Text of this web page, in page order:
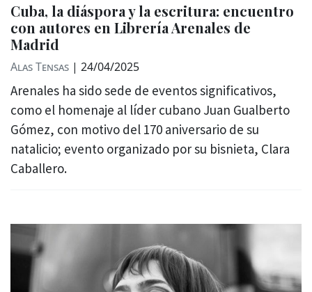
Cuba, la diáspora y la escritura: encuentro
con autores en Librería Arenales de
Madrid
Alas Tensas | 24/04/2025
Arenales ha sido sede de eventos significativos,
como el homenaje al líder cubano Juan Gualberto
Gómez, con motivo del 170 aniversario de su
natalicio; evento organizado por su bisnieta, Clara
Caballero.